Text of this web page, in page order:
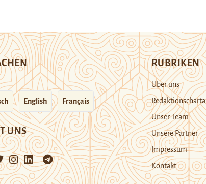
English Français
UNS
RUBRIKEN
Über uns
Redaktionscharta
Unser Team
Unsere Partner
Impressum
Kontakt